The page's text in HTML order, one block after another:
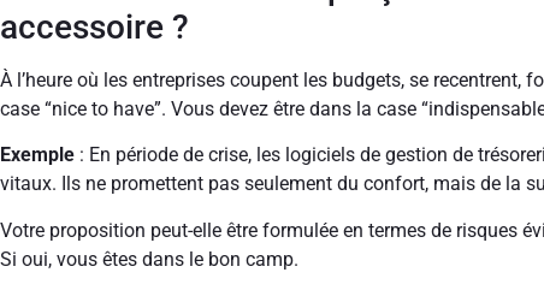
accessoire ?
À l’heure où les entreprises coupent les budgets, se recentrent,
case “nice to have”. Vous devez être dans la case
Exemple : En période de crise, les logiciels de gestion de
vitaux. Ils ne promettent pas seulement du confort, mais de la
Votre proposition peut-elle être formulée en termes de risques
Si oui, vous êtes dans le bon camp.